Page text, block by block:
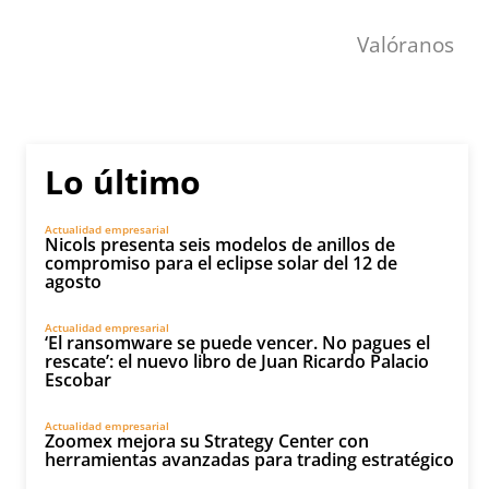
Valóranos
Lo último
Actualidad empresarial
Nicols presenta seis modelos de anillos de
compromiso para el eclipse solar del 12 de
agosto
Actualidad empresarial
‘El ransomware se puede vencer. No pagues el
rescate’: el nuevo libro de Juan Ricardo Palacio
Escobar
Actualidad empresarial
Zoomex mejora su Strategy Center con
herramientas avanzadas para trading estratégico